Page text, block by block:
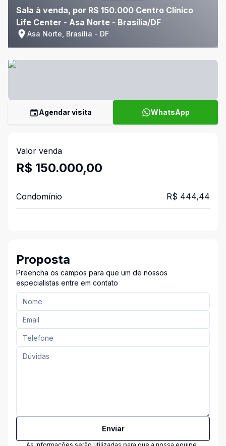
Sala à venda, por R$ 150.000 Centro Clínico
Life Center - Asa Norte - Brasília/DF
Asa Norte, Brasília - DF
Agendar visita WhatsApp
Valor venda
R$ 150.000,00
Condomínio R$ 444,44
Proposta
Preencha os campos para que um de nossos
especialistas entre em contato
Enviar